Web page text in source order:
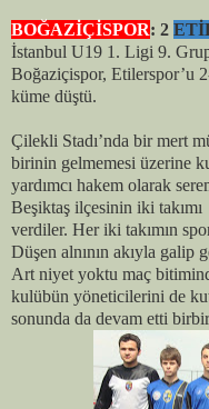
BOĞAZİÇİSPOR: 2
İstanbul U19 1. Ligi 9.
Boğaziçispor, Etilerspor’u
küme düştü.
Çilekli Stadı’nda bir mert
birinin gelmemesi üzerine
yardımcı hakem olarak
Beşiktaş ilçesinin iki takımı
verdiler. Her iki takımın
Düşen alnının akıyla galip
Art niyet yoktu maç
kulübün yöneticilerini de
sonunda da devam etti